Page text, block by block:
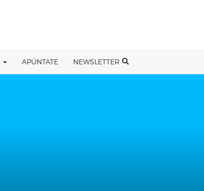
APÚNTATE NEWSLETTER